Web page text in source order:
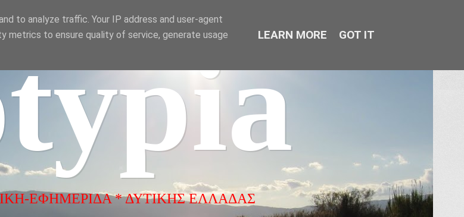
ΕΦΗΜΕΡΙΔΑ * ΔΥΤΙΚΗΣ ΕΛΛΑΔΑΣ
to analyze traffic. Your IP address and user-agent
metrics to ensure quality of service, generate usage
LEARN MORE GOT IT